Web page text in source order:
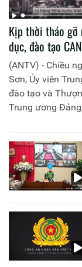
Kịp thời tháo gỡ
dục, đào tạo
(ANTV) - Chiều
Sơn, Ủy viên
đào tạo và
Trung ương
liên quan đến
CAND.